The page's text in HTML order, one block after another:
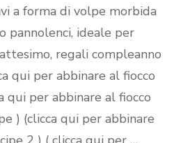
a forma di volpe morbida
ideale per
regali compleanno
qui per abbinare al fiocco
qui per abbinare al fiocco
) (clicca qui per abbinare